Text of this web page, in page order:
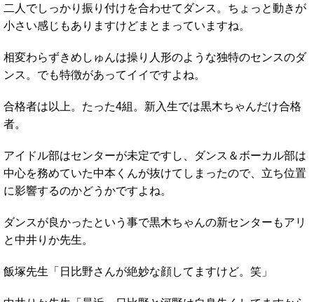
二人でしっかり振り付けを合わせてダンス。ちょっと動きが
小さい感じもありますけどまとまっていますね。
相変わらずきめしゅんは操り人形のような独特のセンスのダ
ンス。でも特徴があってイイですよね。
合格者は以上。たった4組。新入生では黒木ちゃんだけ合格
者。
アイドル部はセンターが未定ですし、ダンス＆ボーカル部は
中心を務めていた中本くんが抜けてしまったので、立ち位置
に影響するのかどうかですよね。
ダンスが良かったという事で黒木ちゃんの新センターもアリ
と中井りか先生。
飯塚先生「日比野さんが絶妙な顔してますけど。笑」